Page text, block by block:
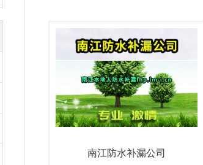
南江防水补漏公司